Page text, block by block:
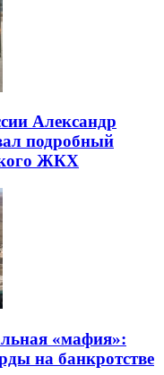
Александр
подробный
ЖКХ
«мафия»:
на банкротстве